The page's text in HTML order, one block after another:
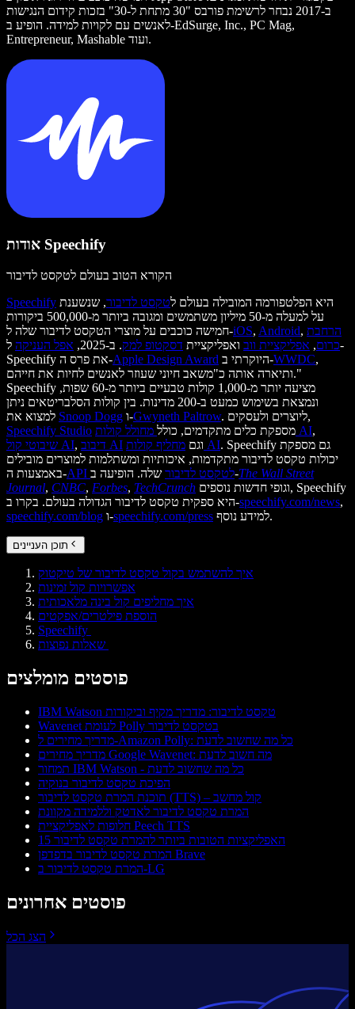
ב-2017 נבחר לרשימת פורבס "30 מתחת ל-30" בזכות קידום הנגישות
לאנשים עם לקויות למידה. הופיע ב-EdSurge, Inc., PC Mag,
Entrepreneur, Mashable ועוד.
אודות Speechify
הקורא הטוב בעולם לטקסט לדיבור
Speechify
היא הפלטפורמה המובילה בעולם לטקסט לדיבור, שנשענת
על למעלה מ-50 מיליון משתמשים ומגובה ביותר מ-500,000 ביקורות
חמישה כוכבים על מוצרי הטקסט לדיבור שלה ל-iOS, Android, הרחבת
כרום, אפליקציית ווב ואפליקציית דסקטופ למק. ב-2025, אפל העניקה ל-
Speechify את פרס ה-Apple Design Award היוקרתי ב-WWDC,
ותיארה אותה כ"משאב חיוני שעוזר לאנשים לחיות את חייהם."
Speechify מציעה יותר מ-1,000 קולות טבעיים ביותר מ-60 שפות,
ונמצאת בשימוש כמעט ב-200 מדינות. בין קולות הסלבריטאים ניתן
Snoop Dogg ו-Gwyneth Paltrow
. ליוצרים ולעסקים,
Speechify Studio
מספקת כלים מתקדמים, כולל מחולל קולות AI,
שיבוטי קול AI, דיבוב AI וגם מחליף קולות AI. Speechify גם מספקת
יכולות טקסט לדיבור מתקדמות, איכותיות ומשתלמות למוצרים מובילים
באמצעות ה-
API לטקסט לדיבורשלה. הופיעה ב-The Wall Street
Journal, CNBC, Forbes, TechCrunch
היא ספקית טקסט לדיבור הגדולה בעולם. בקרו ב-speechify.com/news,
speechify.com/blog ו-speechify.com/press למידע נוסף.
תוכן העניינים
איך להשתמש בקול טקסט לדיבור של טיקטוק
אפשרויות קול זמינות
איך מחליפים קול בינה מלאכותית
הוספת פילטרים/אפקטים
Speechify
פוסטים מומלצים
IBM Watson טקסט לדיבור: מדריך מקיף וביקורות
Wavenet לעומת Polly בטקסט לדיבור
מדריך מחירים ל-Amazon Polly: כל מה שחשוב לדעת
מדריך מחירים Google Wavenet: מה חשוב לדעת
תמחור IBM Watson - כל מה שחשוב לדעת
הפיכת טקסט לדיבור בנוקיה
תוכנת המרת טקסט לדיבור (TTS) – קול מחשב
המרת טקסט לדיבור לאדטק וללמידה מקוונת
חלופות לאפליקציית Peech TTS
15 האפליקציות הטובות ביותר להמרת טקסט לדיבור
המרת טקסט לדיבור בדפדפן Brave
המרת טקסט לדיבור ב-LG
פוסטים אחרונים
הצג הכל